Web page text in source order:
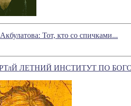
Тот, кто со спичками...
ЛЕТНИЙ ИНСТИТУТ ПО